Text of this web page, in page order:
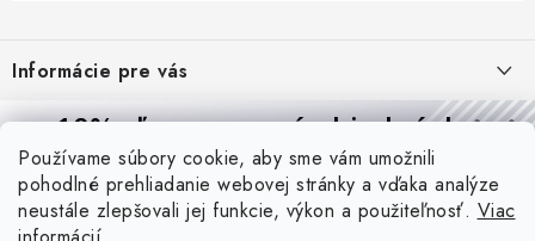
Používame súbory cookie, aby sme vám umožnili
pohodlné prehliadanie webovej stránky a vďaka analýze
neustále zlepšovali jej funkcie, výkon a použiteľnosť. Viac
p
ä
Informácie pre vás
Reklamácie a formulár na odstúpenie od zmluvy
Obchodné podmienky
Podmienky ochrany osobných údajov
Blog
10% zľavana prvú objednávku
Prihláste sa azískajtezľavu aj praktické tipy,vďaka ktorým
budete svietiť lepšie a platiť menej.